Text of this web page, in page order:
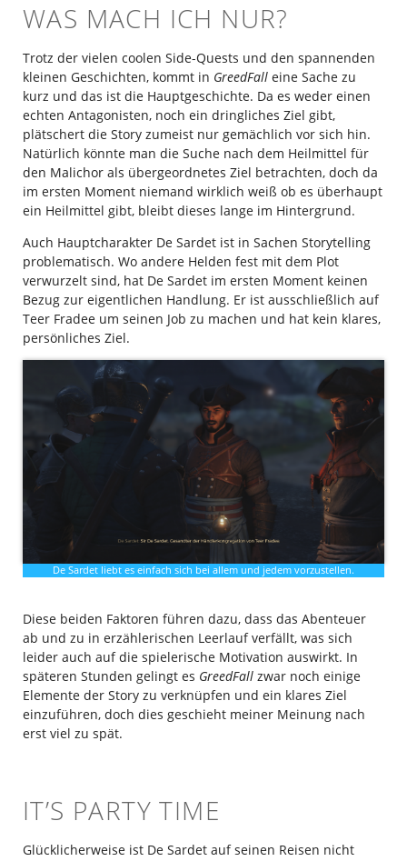
WAS MACH ICH NUR?
Trotz der vielen coolen Side-Quests und den spannenden
kleinen Geschichten, kommt in GreedFall eine Sache zu
kurz und das ist die Hauptgeschichte. Da es weder einen
echten Antagonisten, noch ein dringliches Ziel gibt,
plätschert die Story zumeist nur gemächlich vor sich hin.
Natürlich könnte man die Suche nach dem Heilmittel für
den Malichor als übergeordnetes Ziel betrachten, doch da
im ersten Moment niemand wirklich weiß ob es überhaupt
ein Heilmittel gibt, bleibt dieses lange im Hintergrund.
Auch Hauptcharakter De Sardet ist in Sachen Storytelling
problematisch. Wo andere Helden fest mit dem Plot
verwurzelt sind, hat De Sardet im ersten Moment keinen
Bezug zur eigentlichen Handlung. Er ist ausschließlich auf
Teer Fradee um seinen Job zu machen und hat kein klares,
persönliches Ziel.
De Sardet liebt es einfach sich bei allem und jedem vorzustellen.
Diese beiden Faktoren führen dazu, dass das Abenteuer
ab und zu in erzählerischen Leerlauf verfällt, was sich
leider auch auf die spielerische Motivation auswirkt. In
späteren Stunden gelingt es GreedFall zwar noch einige
Elemente der Story zu verknüpfen und ein klares Ziel
einzuführen, doch dies geschieht meiner Meinung nach
erst viel zu spät.
IT’S PARTY TIME
Glücklicherweise ist De Sardet auf seinen Reisen nicht